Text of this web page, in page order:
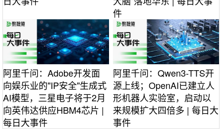
件
阿里千问：Adobe开发面
向娱乐业的"IP安全"生成式
AI模型，三星电子将于2月
向英伟达供应HBM4芯片 |
每日大事件
阿里千问：Qwen3-TTS开
源上线；OpenAI已建立人
形机器人实验室，启动以
来规模扩大四倍多 | 每日大
事件